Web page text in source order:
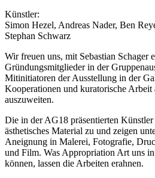
Künstler:
Simon Hezel, Andreas Nader, Ben
Stephan Schwarz
Wir freuen uns, mit Sebastian Schager
Gründungsmitglieder in der
Mitinitiatoren der Ausstellung in der
Kooperationen und kuratorische Arbeit
auszuweiten.
Die in der AG18 präsentierten
ästhetisches Material zu und zeigen
Aneignung in Malerei, Fotografie,
und Film. Was Appropriation Art uns
können, lassen die Arbeiten erahnen.